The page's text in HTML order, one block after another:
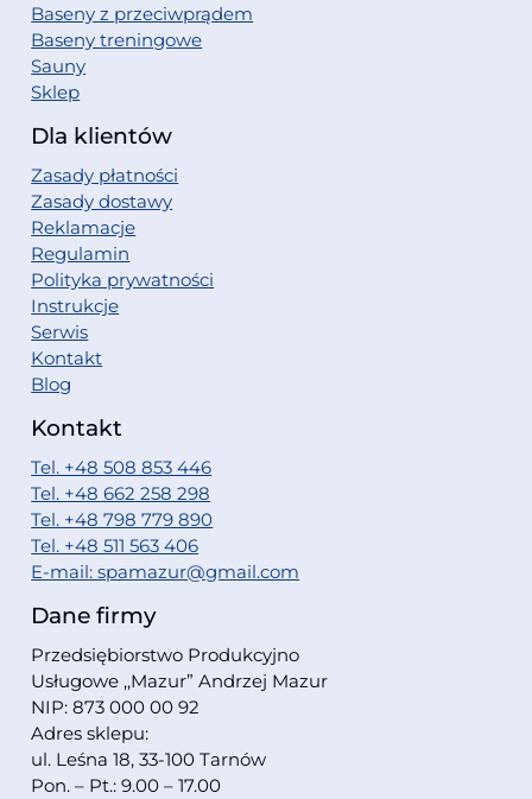
Baseny z przeciwprądem
Baseny treningowe
Sauny
Sklep
Dla klientów
Zasady płatności
Zasady dostawy
Reklamacje
Regulamin
Polityka prywatności
Instrukcje
Serwis
Kontakt
Blog
Kontakt
Tel. +48 508 853 446
Tel. +48 662 258 298
Tel. +48 798 779 890
Tel. +48 511 563 406
E-mail: spamazur@gmail.com
Dane firmy
Przedsiębiorstwo Produkcyjno
Usługowe ,,Mazur” Andrzej Mazur
NIP: 873 000 00 92
Adres sklepu:
ul. Leśna 18, 33-100 Tarnów
Pon. – Pt.: 9.00 – 17.00